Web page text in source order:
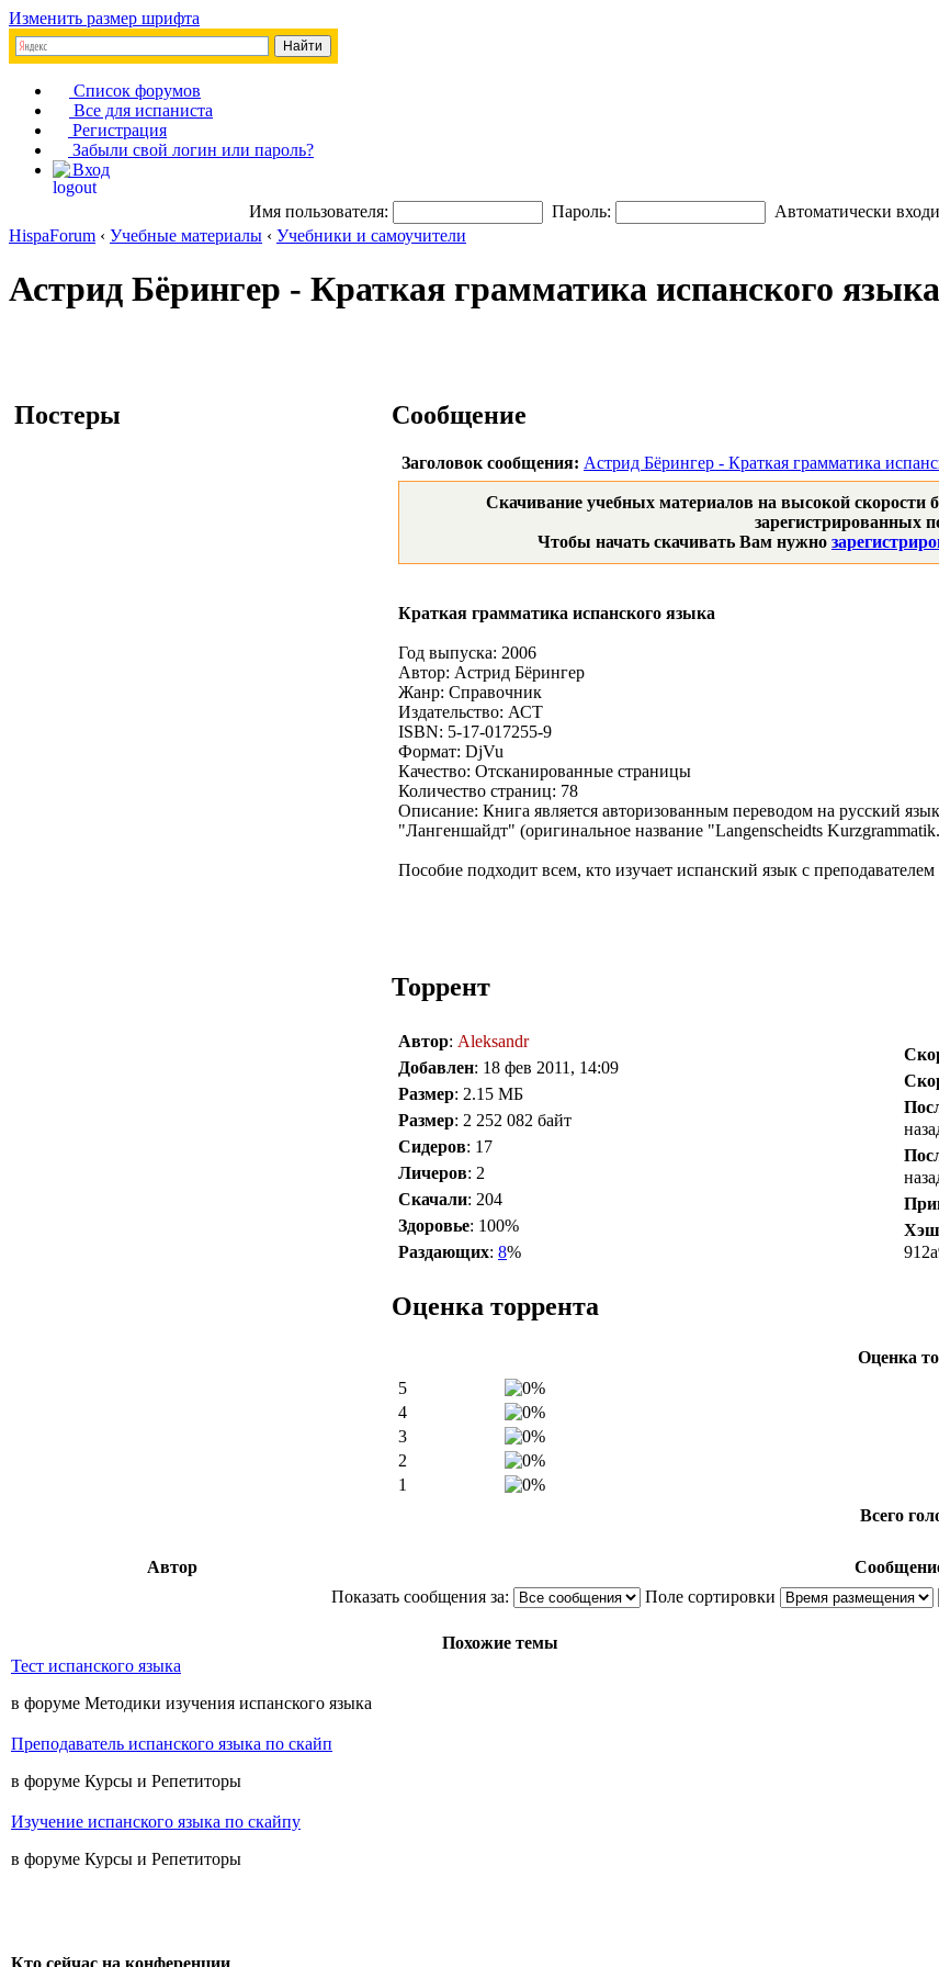
Изменить размер шрифта
Список форумов
Все для испаниста
Регистрация
Забыли свой логин или пароль?
Вход
Имя пользователя: Пароль:
Автоматически
HispaForum ‹ Учебные материалы ‹ Учебники и самоучители
Астрид Бёрингер - Краткая грамматика испанского языка
Постеры Сообщение
Заголовок сообщения: Астрид Бёрингер - Краткая грамматика
Скачивание учебных материалов на высокой скорости
зарегистрированных
Чтобы начать скачивать Вам нужно
Краткая грамматика испанского языка
Год выпуска: 2006
Автор: Астрид Бёрингер
Жанр: Справочник
Издательство: АСТ
ISBN: 5-17-017255-9
Формат: DjVu
Качество: Отсканированные страницы
Количество страниц: 78
Описание: Книга является авторизованным переводом на русский
"Лангеншайдт" (оригинальное название "Langenscheidts
Пособие подходит всем, кто изучает испанский язык с преподавателем
Торрент
Автор: Aleksandr
Добавлен: 18 фев 2011, 14:09
Размер: 2.15 МБ
Размер: 2 252 082 байт
Сидеров: 17
Личеров: 2
Скачали: 204
Здоровье: 100%
Раздающих: 8%
Хэш
Оценка торрента
Оценка
5
4
3
2
1
Всего
Автор
Показать сообщения за:
Поле сортировки
Похожие темы
Тест испанского языка
в форуме Методики изучения испанского языка
Преподаватель испанского языка по скайп
в форуме Курсы и Репетиторы
Изучение испанского языка по скайпу
в форуме Курсы и Репетиторы